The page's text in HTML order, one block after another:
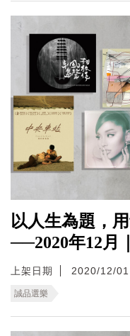
以人生為題，
──2020年12月
上架日期 2020/12/01
誠品選樂